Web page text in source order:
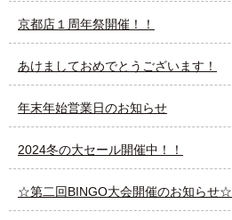
京都店１周年祭開催！！
あけましておめでとうございます！
年末年始営業日のお知らせ
2024冬の大セール開催中！！
☆第二回BINGO大会開催のお知らせ☆